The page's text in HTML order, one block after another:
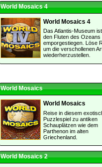
World Mosaics 4
World Mosaics 4
Das Atlantis-Museum
den Fluten des Ozeans
emporgestiegen. Löse
um die verschollenen
wiederherzustellen.
World Mosaics
World Mosaics
Reise in diesem
Puzzlespiel zu antiken
Schauplätzen wie dem
Parthenon im alten
Griechenland.
World Mosaics 2